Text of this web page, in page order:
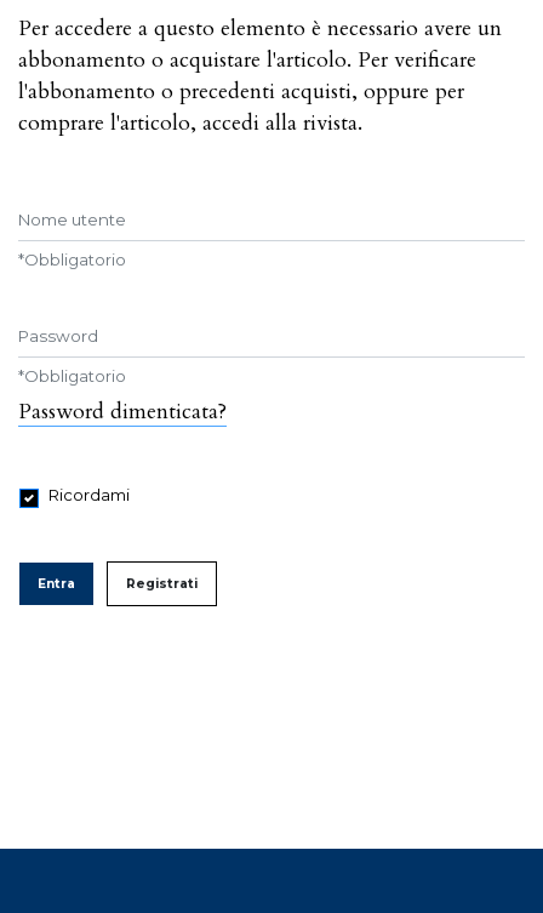
Per accedere a questo elemento è necessario avere un
abbonamento o acquistare l'articolo. Per verificare
l'abbonamento o precedenti acquisti, oppure per
comprare l'articolo, accedi alla rivista.
*Obbligatorio
Password
*Obbligatorio
Password dimenticata?
Ricordami
Entra Registrati